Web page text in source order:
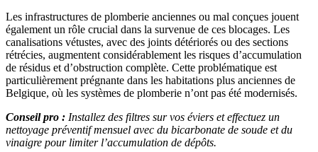
Les infrastructures de plomberie anciennes ou mal conçues jouent
également un rôle crucial dans la survenue de ces blocages. Les
canalisations vétustes, avec des joints détériorés ou des sections
rétrécies, augmentent considérablement les risques d’accumulation
de résidus et d’obstruction complète. Cette problématique est
particulièrement prégnante dans les habitations plus anciennes de
Belgique, où les systèmes de plomberie n’ont pas été modernisés.
Conseil pro : Installez des filtres sur vos éviers et effectuez un
nettoyage préventif mensuel avec du bicarbonate de soude et du
vinaigre pour limiter l’accumulation de dépôts.